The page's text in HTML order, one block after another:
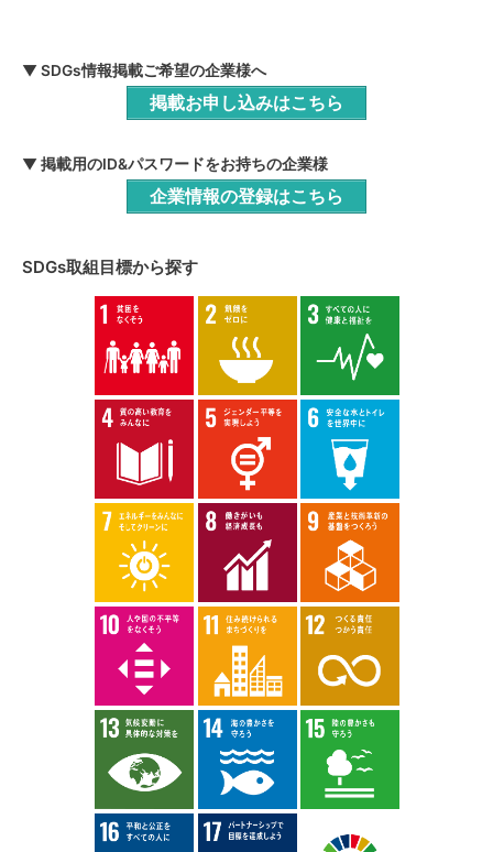
▼ SDGs情報掲載ご希望の企業様へ
掲載お申し込みはこちら
▼ 掲載用のID&パスワードをお持ちの企業様
企業情報の登録はこちら
SDGs取組目標から探す